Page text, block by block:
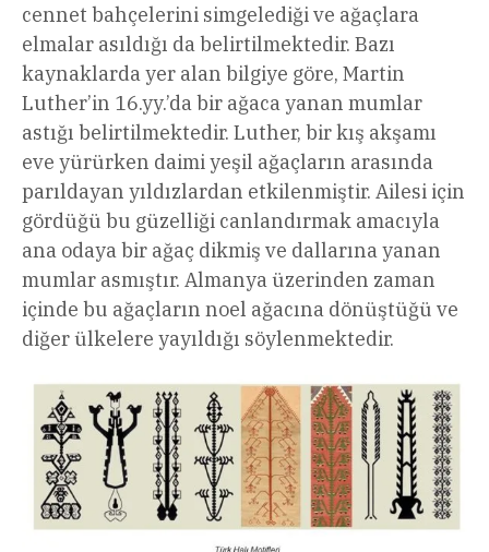
cennet bahçelerini simgelediği ve ağaçlara
elmalar asıldığı da belirtilmektedir. Bazı
kaynaklarda yer alan bilgiye göre, Martin
Luther’in 16.yy.’da bir ağaca yanan mumlar
astığı belirtilmektedir. Luther, bir kış akşamı
eve yürürken daimi yeşil ağaçların arasında
parıldayan yıldızlardan etkilenmiştir. Ailesi için
gördüğü bu güzelliği canlandırmak amacıyla
ana odaya bir ağaç dikmiş ve dallarına yanan
mumlar asmıştır. Almanya üzerinden zaman
içinde bu ağaçların noel ağacına dönüştüğü ve
diğer ülkelere yayıldığı söylenmektedir.